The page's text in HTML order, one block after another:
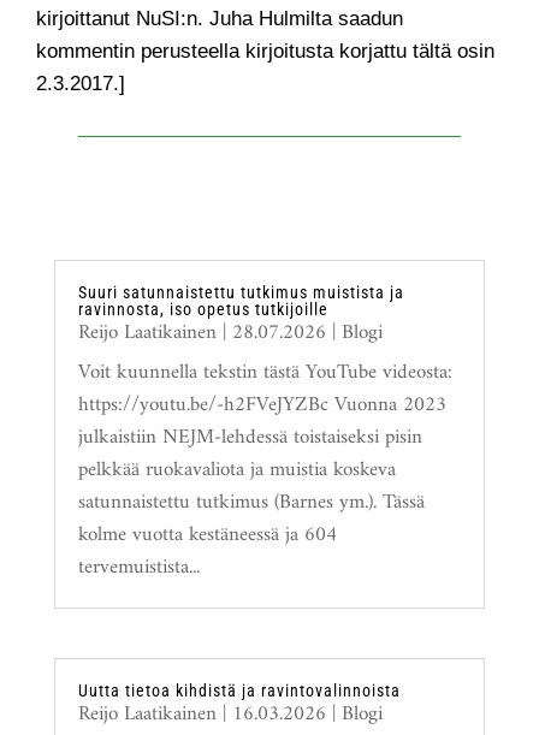
kirjoittanut NuSI:n. Juha Hulmilta saadun
kommentin perusteella kirjoitusta korjattu tältä osin
2.3.2017.]
Suuri satunnaistettu tutkimus muistista ja
ravinnosta, iso opetus tutkijoille
Reijo Laatikainen| 28.07.2026 | Blogi
Voit kuunnella tekstin tästä YouTube videosta:
https://youtu.be/-h2FVeJYZBc Vuonna 2023
julkaistiin NEJM-lehdessä toistaiseksi pisin
pelkkää ruokavaliota ja muistia koskeva
satunnaistettu tutkimus (Barnes ym.). Tässä
kolme vuotta kestäneessä ja 604
tervemuistista...
Uutta tietoa kihdistä ja ravintovalinnoista
Reijo Laatikainen| 16.03.2026 | Blogi